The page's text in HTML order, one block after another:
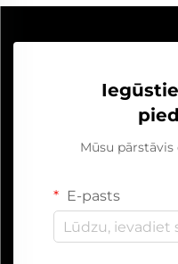
Mūsu pārstāvis
E-pasts